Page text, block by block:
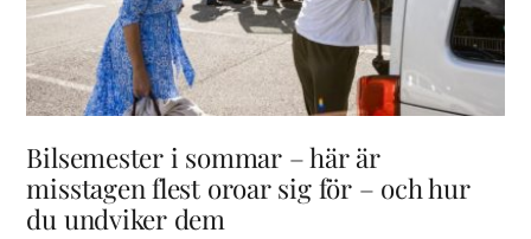
Bilsemester i sommar – här är
misstagen flest oroar sig för – och hur
du undviker dem